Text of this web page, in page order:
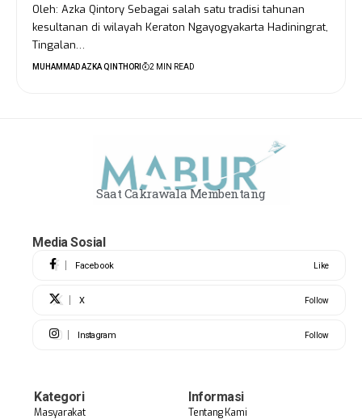
Oleh: Azka Qintory Sebagai salah satu tradisi tahunan
kesultanan di wilayah Keraton Ngayogyakarta Hadiningrat,
Tingalan…
MUHAMMAD AZKA QINTHORI 2 MIN READ
Saat Cakrawala Membentang
Media Sosial
Facebook Like
X Follow
Instagram Follow
Kategori
Masyarakat
Informasi
Tentang Kami